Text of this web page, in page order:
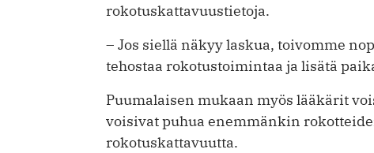
rokotuskattavuustietoja.
– Jos siellä näkyy laskua, toivomme
tehostaa rokotustoimintaa ja lisätä
Puumalaisen mukaan myös lääkärit
voisivat puhua enemmänkin
rokotuskattavuutta.